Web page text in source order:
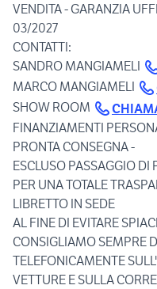
VENDITA - GARANZIA
03/2027
CONTATTI:
SANDRO MANGIAMELI
MARCO MANGIAMELI
SHOW ROOM
FINANZIAMENTI
PRONTA CONSEGNA -
ESCLUSO PASSAGGIO DI
PER UNA TOTALE
LIBRETTO IN SEDE
AL FINE DI EVITARE
CONSIGLIAMO SEMPRE
TELEFONICAMENTE
VETTURE E SULLA